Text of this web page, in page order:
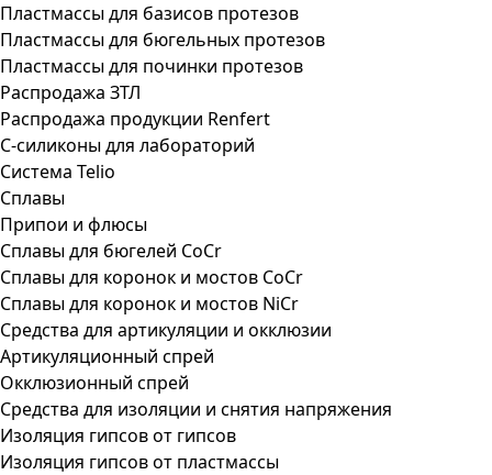
Пластмассы для базисов протезов
Пластмассы для бюгельных протезов
Пластмассы для починки протезов
Распродажа ЗТЛ
Распродажа продукции Renfert
С-силиконы для лабораторий
Система Telio
Сплавы
Припои и флюсы
Сплавы для бюгелей CoCr
Сплавы для коронок и мостов CoCr
Сплавы для коронок и мостов NiCr
Средства для артикуляции и окклюзии
Артикуляционный спрей
Окклюзионный спрей
Средства для изоляции и снятия напряжения
Изоляция гипсов от гипсов
Изоляция гипсов от пластмассы